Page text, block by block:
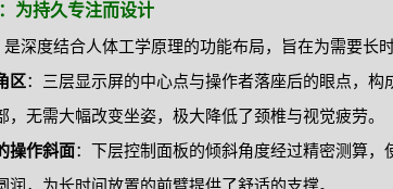
为持久专注而设计
深度结合人体工学原理的功能布局，旨在为需要长
区：三层显示屏的中心点与操作者落座后的眼点，
，无需大幅改变坐姿，极大降低了颈椎与视觉疲劳。
操作斜面：下层控制面板的倾斜角度经过精密测算